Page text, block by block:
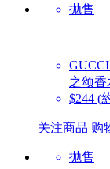
抛售
之颂香
$244 (
关注商品 购
抛售